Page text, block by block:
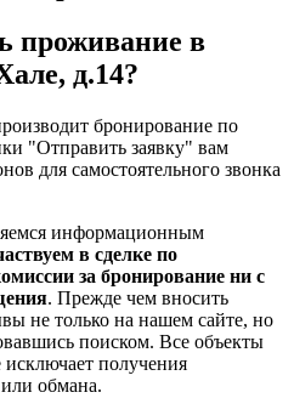
проживание в
д.14?
бронирование по
"Отправить заявку" вам
для самостоятельного звонка
информационным
в сделке по
за бронирование ни с
. Прежде чем вносить
не только на нашем сайте, но
поиском. Все объекты
исключает получения
обмана.